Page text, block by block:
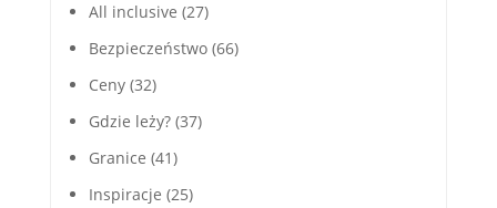
All inclusive (27)
Bezpieczeństwo(66)
Ceny(32)
Gdzie leży?(37)
Granice (41)
Inspiracje (25)